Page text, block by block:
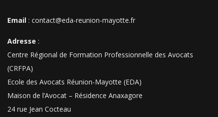
Email : contact@eda-reunion-mayotte.fr
Adresse :
Centre Régional de Formation Professionnelle des Avocats
(CRFPA)
Ecole des Avocats Réunion-Mayotte (EDA)
Maison de l’Avocat – Résidence Anaxagore
24 rue Jean Cocteau